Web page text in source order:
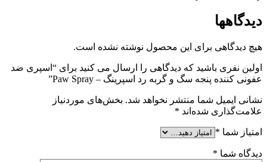
دیدگاهها
هیچ دیدگاهی برای این محصول نوشته نشده است.
اولین نفری باشید که دیدگاهی را ارسال می کنید برای “اسپری ضد
عفونی کننده پنجه سگ و گربه رد اسپرینگ – Paw Spray”
نشانی ایمیل شما منتشر نخواهد شد. بخش‌های موردنیاز
علامت‌گذاری شده‌اند *
امتیاز شما *
دیدگاه شما *